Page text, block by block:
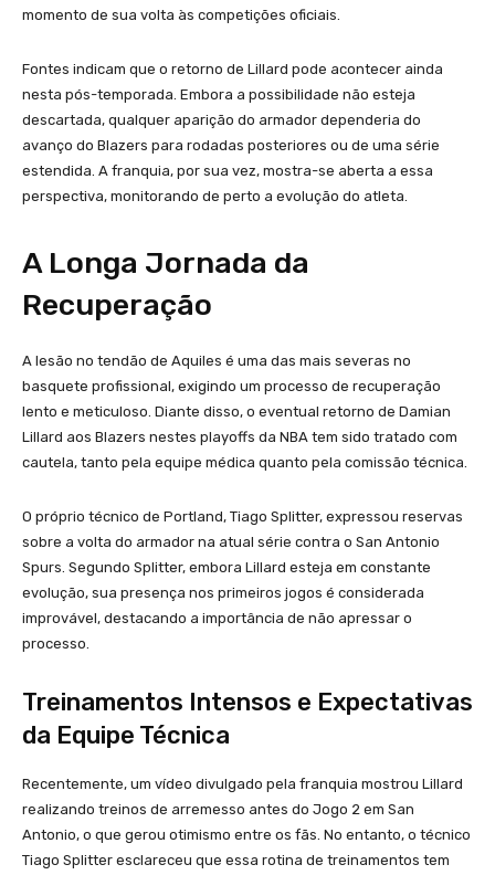
momento de sua volta às competições oficiais.
Fontes indicam que o retorno de Lillard pode acontecer ainda
nesta pós-temporada. Embora a possibilidade não esteja
descartada, qualquer aparição do armador dependeria do
avanço do Blazers para rodadas posteriores ou de uma série
estendida. A franquia, por sua vez, mostra-se aberta a essa
perspectiva, monitorando de perto a evolução do atleta.
A Longa Jornada da
Recuperação
A lesão no tendão de Aquiles é uma das mais severas no
basquete profissional, exigindo um processo de recuperação
lento e meticuloso. Diante disso, o eventual retorno de Damian
Lillard aos Blazers nestes playoffs da NBA tem sido tratado com
cautela, tanto pela equipe médica quanto pela comissão técnica.
O próprio técnico de Portland, Tiago Splitter, expressou reservas
sobre a volta do armador na atual série contra o San Antonio
Spurs. Segundo Splitter, embora Lillard esteja em constante
evolução, sua presença nos primeiros jogos é considerada
improvável, destacando a importância de não apressar o
processo.
Treinamentos Intensos e Expectativas
da Equipe Técnica
Recentemente, um vídeo divulgado pela franquia mostrou Lillard
realizando treinos de arremesso antes do Jogo 2 em San
Antonio, o que gerou otimismo entre os fãs. No entanto, o técnico
Tiago Splitter esclareceu que essa rotina de treinamentos tem